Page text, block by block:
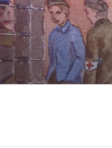
Aller
au
contenu
principal